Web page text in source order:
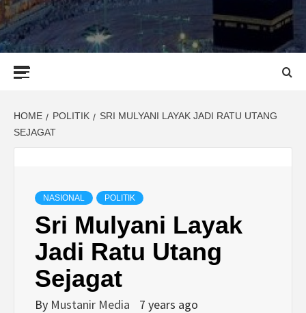
HOME POLITIK
SRI MULYANI LAYAK JADI RATU UTANG
SEJAGAT
NASIONAL POLITIK
Sri Mulyani Layak
Jadi Ratu Utang
Sejagat
By Mustanir Media 7 years ago